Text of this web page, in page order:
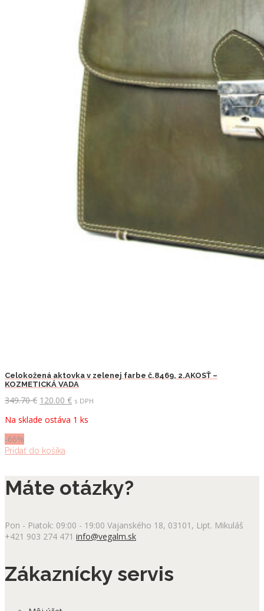
Celokožená aktovka v zelenej farbe č.8469, 2.AKOSŤ –
KOZMETICKÁ VADA
349.70€ Pôvodná
bola:
120.00 €Aktuálna
je:
s DPH
Na sklade ostáva 1 ks
-66%
Pridať do košíka
Máte otázky?
Pon - Piatok: 09:00 - 19:00 Vajanského 18, 03101, Lipt. Mikuláš
+421 903 274 471 info@vegalm.sk
Zákaznícky servis